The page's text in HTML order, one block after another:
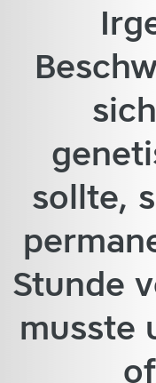
sollte,
Stunde
musste